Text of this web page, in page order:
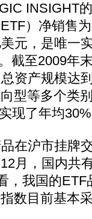
INSIGHT
）净销售
元，是唯一
截至2009年
资产规模达
型等多个类
现了年均
沪市挂牌
月，国内共
，我国的
数目前基本